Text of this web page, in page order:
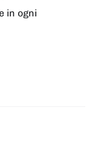
in ogni